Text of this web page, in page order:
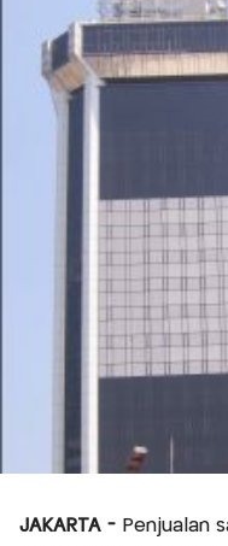
JAKARTA - Penjualan